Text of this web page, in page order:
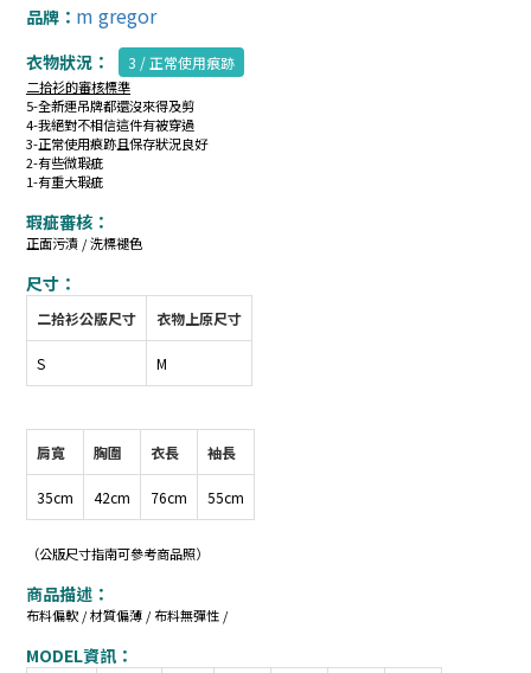
品牌： m gregor
衣物狀況： 3 / 正常使用痕跡
二拾衫的審核標準
5-全新連吊牌都還沒來得及剪
4-我絕對不相信這件有被穿過
3-正常使用痕跡且保存狀況良好
2-有些微瑕疵
1-有重大瑕疵
瑕疵審核：
正面污漬 / 洗標褪色
尺寸：
二拾衫公版尺寸 衣物上原尺寸
S M
肩寬 胸圍 衣長 袖長
35cm 42cm 76cm 55cm
（公版尺寸指南可參考商品照）
商品描述：
布料偏軟 / 材質偏薄 / 布料無彈性 /
MODEL資訊：